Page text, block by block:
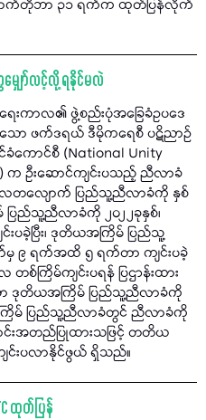
ာက်တိုဘာ ၃၁ ရက်က ထုတ်ပြန်လိုက်
ော်လင့်လို့ ရနိုင်မလဲ
ကာလ၏ ဖွဲ့စည်းပုံအခြေခံဥပဒေ
သော ဖက်ဒရယ် ဒီမိုကရေစီ ပဋိညာဉ်
ကောင်စီ (National Unity
က ဦးဆောင်ကျင်းပသည့် ညီလာခံ
လတလျောက် ပြည်သူ့ညီလာခံကို နှစ်
ပြည်သူ့ညီလာခံကို ၂၀၂၂ခုနှစ်၊
ပခဲ့ပြီး၊ ဒုတိယအကြိမ် ပြည်သူ့
မှ ၉ ရက်အထိ ၅ ရက်တာ ကျင်းပခဲ့
ကြိမ်ကျင်းပရန် ပြဌာန်းထား
သာ ဒုတိယအကြိမ် ပြည်သူ့ညီလာခံကို
အကြိမ် ပြည်သူ့ညီလာခံတွင် ညီလာခံကို
င်းအတည်ပြုထားသဖြင့် တတိယ
င်းပလာနိုင်ဖွယ် ရှိသည်။
ထုတ်ပြန်